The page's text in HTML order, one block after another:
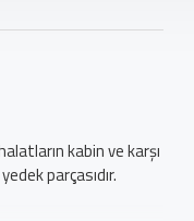
kabin ve karşı
parçasıdır.